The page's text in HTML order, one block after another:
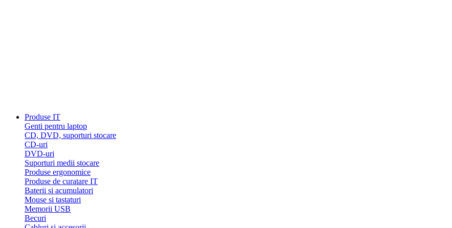
Produse IT
Genti pentru laptop
CD, DVD, suporturi stocare
CD-uri
DVD-uri
Suporturi medii stocare
Produse ergonomice
Produse de curatare IT
Baterii si acumulatori
Mouse si tastaturi
Memorii USB
Becuri